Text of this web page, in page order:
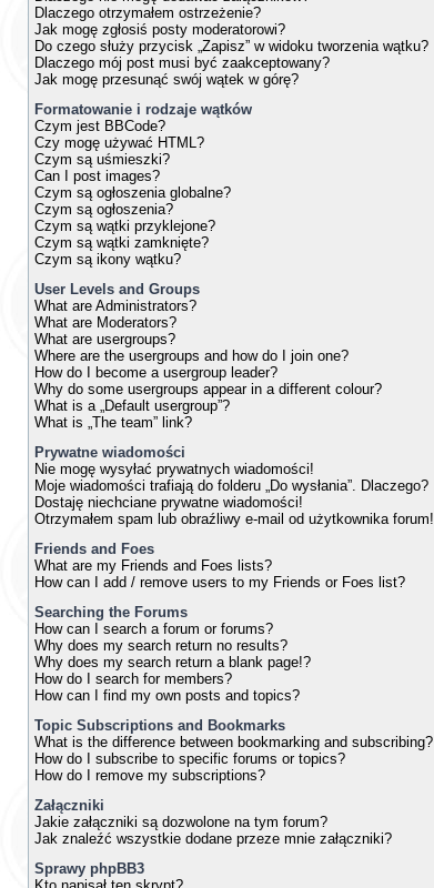
Dlaczego otrzymałem ostrzeżenie?
Jak mogę zgłosiś posty moderatorowi?
Do czego służy przycisk „Zapisz” w widoku tworzenia wątku?
Dlaczego mój post musi być zaakceptowany?
Jak mogę przesunąć swój wątek w górę?
Formatowanie i rodzaje wątków
Czym jest BBCode?
Czy mogę używać HTML?
Czym są uśmieszki?
Can I post images?
Czym są ogłoszenia globalne?
Czym są ogłoszenia?
Czym są wątki przyklejone?
Czym są wątki zamknięte?
Czym są ikony wątku?
User Levels and Groups
What are Administrators?
What are Moderators?
What are usergroups?
Where are the usergroups and how do I join one?
How do I become a usergroup leader?
Why do some usergroups appear in a different colour?
What is a „Default usergroup”?
What is „The team” link?
Prywatne wiadomości
Nie mogę wysyłać prywatnych wiadomości!
Moje wiadomości trafiają do folderu „Do wysłania”. Dlaczego?
Dostaję niechciane prywatne wiadomości!
Otrzymałem spam lub obraźliwy e-mail od użytkownika forum!
Friends and Foes
What are my Friends and Foes lists?
How can I add / remove users to my Friends or Foes list?
Searching the Forums
How can I search a forum or forums?
Why does my search return no results?
Why does my search return a blank page!?
How do I search for members?
How can I find my own posts and topics?
Topic Subscriptions and Bookmarks
What is the difference between bookmarking and subscribing?
How do I subscribe to specific forums or topics?
How do I remove my subscriptions?
Załączniki
Jakie załączniki są dozwolone na tym forum?
Jak znaleźć wszystkie dodane przeze mnie załączniki?
Sprawy phpBB3